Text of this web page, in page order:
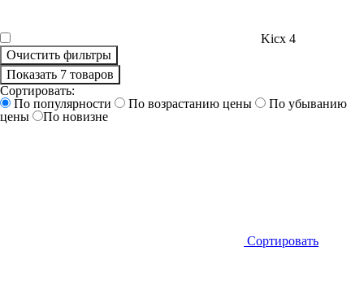
Kicx 4
Очистить фильтры
Показать 7 товаров
Сортировать:
По популярности
По возрастанию цены
По убыванию
цены
По новизне
Сортировать